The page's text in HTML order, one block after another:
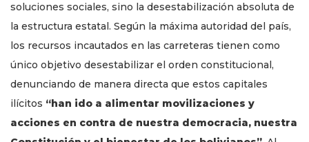
soluciones sociales, sino la desestabilización absoluta de
la estructura estatal. Según la máxima autoridad del país,
los recursos incautados en las carreteras tienen como
único objetivo desestabilizar el orden constitucional,
denunciando de manera directa que estos capitales
ilícitos “han ido a alimentar movilizaciones y
acciones en contra de nuestra democracia, nuestra